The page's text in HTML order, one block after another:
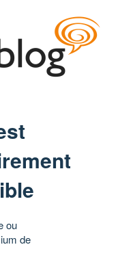
ou
de